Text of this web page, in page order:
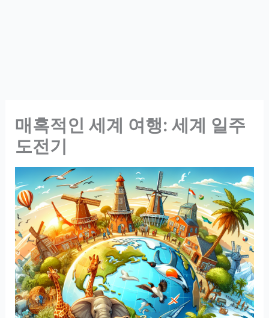
매혹적인 세계 여행: 세계 일주
도전기